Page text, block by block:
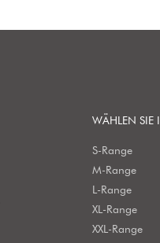
WÄHLEN SIE
S-Range
M-Range
L-Range
XL-Range
XXL-Range